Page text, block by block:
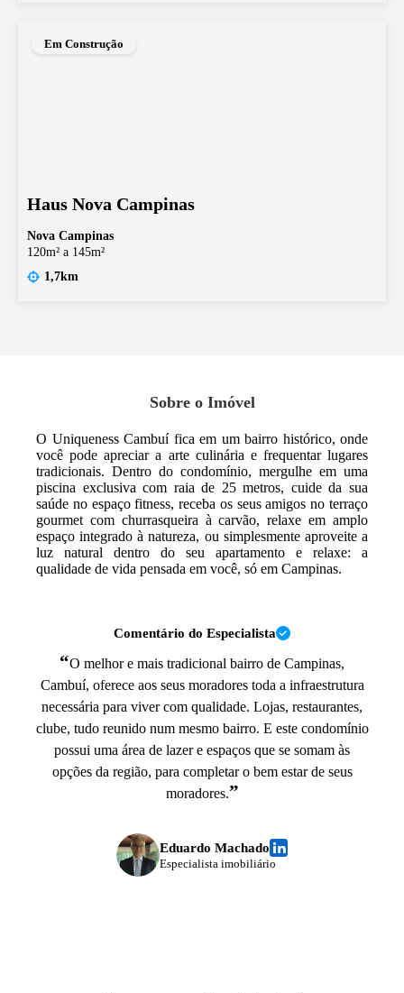
Em Construção
Haus Nova Campinas
Nova Campinas
120m² a 145m²
1,7km
Sobre o Imóvel
O Uniqueness Cambuí fica em um bairro histórico, onde
você pode apreciar a arte culinária e frequentar lugares
tradicionais. Dentro do condomínio, mergulhe em uma
piscina exclusiva com raia de 25 metros, cuide da sua
saúde no espaço fitness, receba os seus amigos no terraço
gourmet com churrasqueira à carvão, relaxe em amplo
espaço integrado à natureza, ou simplesmente aproveite a
luz natural dentro do seu apartamento e relaxe: a
qualidade de vida pensada em você, só em Campinas.
Comentário do Especialista
“O melhor e mais tradicional bairro de Campinas,
Cambuí, oferece aos seus moradores toda a infraestrutura
necessária para viver com qualidade. Lojas, restaurantes,
clube, tudo reunido num mesmo bairro. E este condomínio
possui uma área de lazer e espaços que se somam às
opções da região, para completar o bem estar de seus
moradores.”
Eduardo Machado
Especialista imobiliário